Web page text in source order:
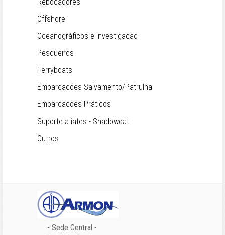
Offshore
Oceanográficos e Investigação
Pesqueiros
Ferryboats
Embarcações Salvamento/Patrulha
Embarcações Práticos
Suporte a iates - Shadowcat
Outros
- Sede Central -